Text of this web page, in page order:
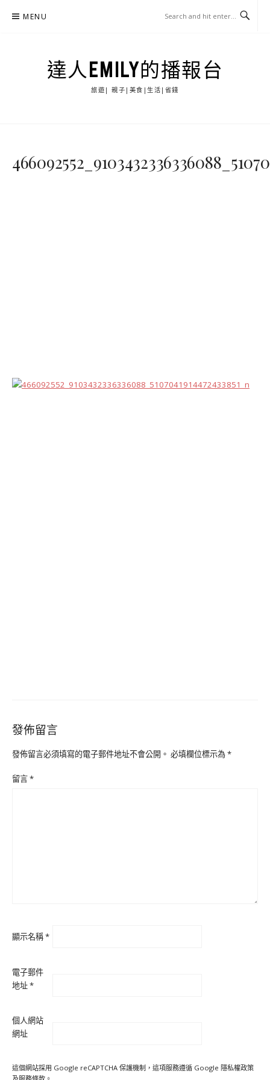
MENU
達人EMILY的播報台
旅遊| 親子|美食|生活|省錢
發佈留言
發佈留言必須填寫的電子郵件地址不會公開。 必填欄位標示為*
留言*
顯示名稱*
電子郵件
地址*
個人網站
網址
這個網站採用 Google reCAPTCHA 保護機制，這項服務遵循 Google 隱私權政策